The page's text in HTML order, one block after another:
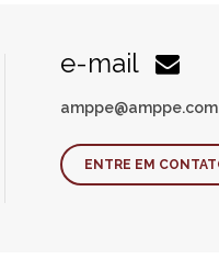
e-mail
ENTRE EM